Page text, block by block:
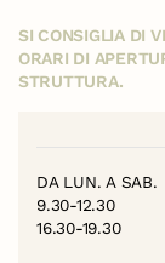
SI CONSIGLIA DI
ORARI DI
STRUTTURA.
DA LUN. A SAB.
9.30-12.30
16.30-19.30